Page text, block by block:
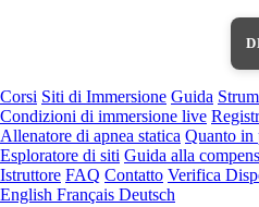
Corsi Siti di Immersione Guida
Condizioni di immersione live
Allenatore di apnea statica Quanto in
Esploratore di siti Guida alla
Istruttore FAQ Contatto Verifica
English Français Deutsch